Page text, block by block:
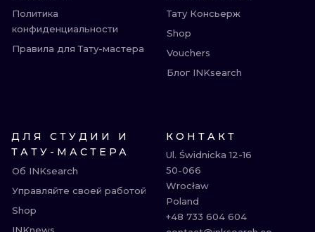
Политика
конфиденциальности
Правила для Тату-мастера
Тату Консьерж
Shop
Vouchers
Блог INKsearch
ДЛЯ СТУДИИ И
ТАТУ-МАСТЕРА
Об INKsearch
Управляйте своей работой
Shop
КОНТАКТ
Ul. Świdnicka 12-16
50-066
Wrocław
Poland
+48 733 604 604